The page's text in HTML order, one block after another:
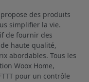
des produits
simplifier la vie.
de fournir des
haute qualité,
abordables. Tous les
Woox Home,
pour un contrôle